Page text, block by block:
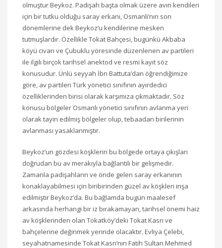
olmuştur Beykoz. Padişah başta olmak üzere avın kendileri
için bir tutku olduğu saray erkanı, Osmanlı’nın son
dönemlerine dek Beykoz’u kendilerine mesken
tutmuşlardır. Özellikle Tokat Bahçesi, bugünkü Akbaba
köyü civarı ve Çubuklu yöresinde düzenlenen av partileri
ile ilgili birçok tarihsel anektod ve resmi kayıt söz
konusudur. Ünlü seyyah İbn Battuta’dan öğrendiğimize
göre, av partileri Türk yönetici sınıfının ayırdedici
özelliklerinden birisi olarak karşımıza çıkmaktadır. Söz
konusu bölgeler Osmanlı yönetici sınıfının avlanma yeri
olarak tayin edilmiş bölgeler olup, tebaadan birilerinin
avlanması yasaklanmıştır.
Beykoz’un gözdesi köşklerin bu bölgede ortaya çıkışları
doğrudan bu av merakıyla bağlantılı bir gelişmedir.
Zamanla padişahların ve önde gelen saray erkanının
konaklayabilmesi için biribirinden güzel av köşkleri inşa
edilmiştir Beykoz’da. Bu bağlamda bugün maalesef
arkasında herhangi bir iz bırakamayan, tarihsel önemi haiz
av köşklerinden olan Tokatköy’deki Tokat Kasrı ve
bahçelerine değinmek yerinde olacaktır. Evliya Çelebi,
seyahatnamesinde Tokat Kasrı’nın Fatih Sultan Mehmed